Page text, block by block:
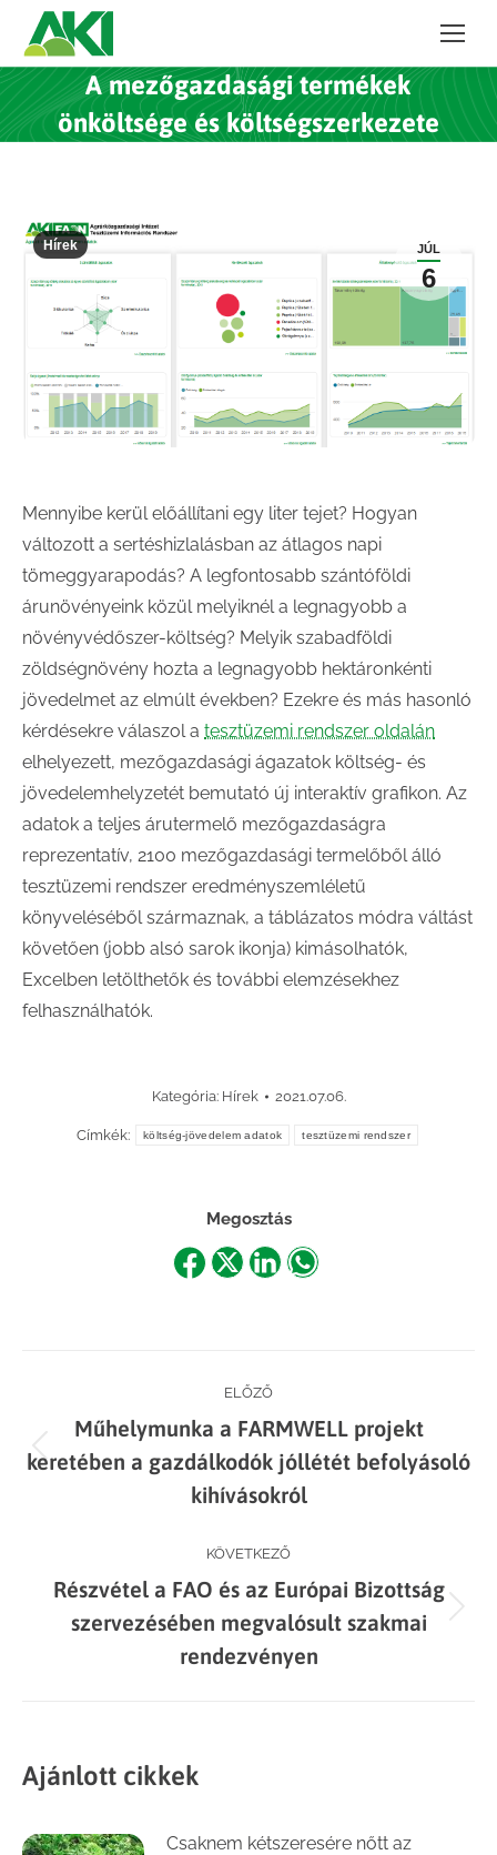
A mezőgazdasági termékek
önköltsége és költségszerkezete
JÚL
6
Hírek
Mennyibe kerül előállítani egy liter tejet? Hogyan
változott a sertéshizlalásban az átlagos napi
tömeggyarapodás? A legfontosabb szántóföldi
árunövényeink közül melyiknél a legnagyobb a
növényvédőszer-költség? Melyik szabadföldi
zöldségnövény hozta a legnagyobb hektáronkénti
jövedelmet az elmúlt években? Ezekre és más hasonló
kérdésekre válaszol a tesztüzemi rendszer oldalán
elhelyezett, mezőgazdasági ágazatok költség- és
jövedelemhelyzetét bemutató új interaktív grafikon. Az
adatok a teljes árutermelő mezőgazdaságra
reprezentatív, 2100 mezőgazdasági termelőből álló
tesztüzemi rendszer eredményszemléletű
könyveléséből származnak, a táblázatos módra váltást
követően (jobb alsó sarok ikonja) kimásolhatók,
Excelben letölthetők és további elemzésekhez
felhasználhatók.
Kategória: Hírek 2021.07.06.
Címkék: költség-jövedelem adatok tesztüzemi rendszer
Megosztás
ShareShareShareShare
navigation
ELŐZŐ
Previous
post:
Műhelymunka a FARMWELL projekt
keretében a gazdálkodók jóllétét befolyásoló
kihívásokról
KÖVETKEZŐ
Next
post:
Részvétel a FAO és az Európai Bizottság
szervezésében megvalósult szakmai
rendezvényen
Ajánlott cikkek
Csaknem kétszeresére nőtt az